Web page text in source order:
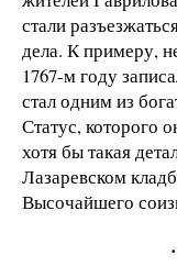
стали
дела. К примеру,
1767-м году
стал одним из
Статус, которого
хотя бы такая
Лазаревском
Высочайшего